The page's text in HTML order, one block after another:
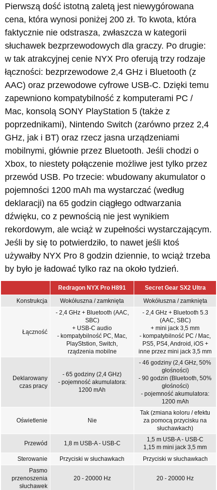
Pierwszą dość istotną zaletą jest niewygórowana
cena, która wynosi poniżej 200 zł. To kwota, która
faktycznie nie odstrasza, zwłaszcza w kategorii
słuchawek bezprzewodowych dla graczy. Po drugie:
w tak atrakcyjnej cenie NYX Pro oferują trzy rodzaje
łączności: bezprzewodowe 2,4 GHz i Bluetooth (z
AAC) oraz przewodowe cyfrowe USB-C. Dzięki temu
zapewniono kompatybilność z komputerami PC /
Mac, konsolą SONY PlayStation 5 (także z
poprzednikami), Nintendo Switch (zarówno przez 2,4
GHz, jak i BT) oraz rzecz jasna urządzeniami
mobilnymi, głównie przez Bluetooth. Jeśli chodzi o
Xbox, to niestety połączenie możliwe jest tylko przez
przewód USB. Po trzecie: wbudowany akumulator o
pojemności 1200 mAh ma wystarczać (według
deklaracji) na 65 godzin ciągłego odtwarzania
dźwięku, co z pewnością nie jest wynikiem
rekordowym, ale wciąż w zupełności wystarczającym.
Jeśli by się to potwierdziło, to nawet jeśli ktoś
używałby NYX Pro 8 godzin dziennie, to wciąż trzeba
by było je ładować tylko raz na około tydzień.
Redragon NYX Pro H891
Secret Gear SX2 Ultra
Konstrukcja
Wokółuszna / zamknięta Wokółuszna / zamknięta
Łączność
- 2,4 GHz + Bluetooth (AAC,
SBC)
+ USB-C audio
- kompatybilność PC, Mac,
PlayStstion, Switch,
rządzenia mobilne
- 2,4 GHz + Bluetooth 5.3
(AAC, SBC)
+ mini jack 3,5 mm
- kompatybilność PC / Mac,
PS5, PS4, Android, iOS +
inne przez mini jack 3,5 mm
Deklarowany
czas pracy
- 65 godziny (2,4 GHz)
- pojemność akumulatora:
1200 mAh
- 46 godziny (2,4 GHz, 50%
głośności)
- 90 godzin (Bluetooth, 50%
głośności)
- pojemność akumulatora:
1200 mAh
Oświetlenie Nie
Tak (zmiana koloru / efektu
za pomocą przycisku na
słuchawkach)
Przewód 1,8 m USB-A - USB-C
1,5 m USB-A - USB-C
1,15 m mini jack 3,5 mm
Sterowanie
Przyciski w słuchawkach
Przyciski w słuchawkach
Pasmo
przenoszenia
słuchawek
20 - 20000 Hz 20 - 20000 Hz